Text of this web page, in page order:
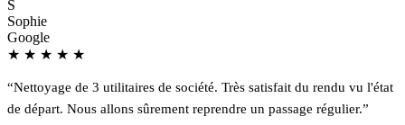
S
Sophie
Google
★ ★ ★ ★ ★
“Nettoyage de 3 utilitaires de société. Très satisfait du rendu vu l'état
de départ. Nous allons sûrement reprendre un passage régulier.”